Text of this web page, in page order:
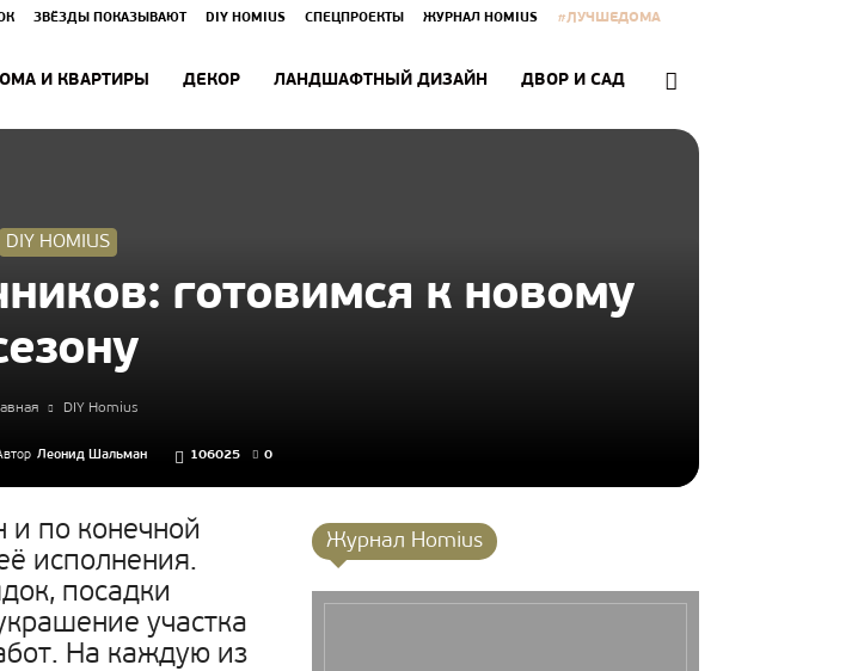
ЗВЁЗДЫ ПОКАЗЫВАЮТ DIY HOMIUS СПЕЦПРОЕКТЫ ЖУРНАЛ HOMIUS #ЛУЧШЕДОМА
И КВАРТИРЫ ДЕКОР ЛАНДШАФТНЫЙ ДИЗАЙН ДВОР И САД
DIY HOMIUS
готовимся к новому
DIY Homius
Леонид Шальман 106025 0
и по конечной
исполнения.
посадки
участка
На каждую из
Журнал Homius